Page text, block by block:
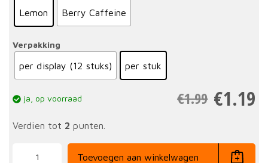
Lemon Berry Caffeine
Verpakking
per display (12 stuks) per stuk
ja, op voorraad €1.99 €1.19
Verdien tot 2 punten.
Toevoegen aan winkelwagen